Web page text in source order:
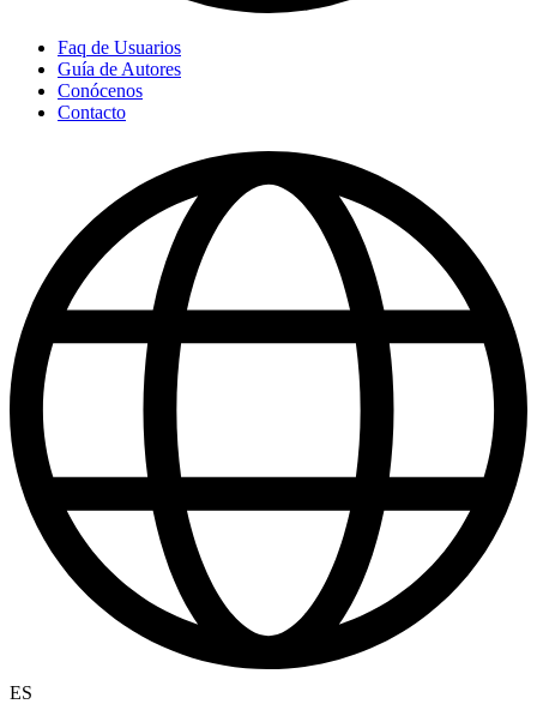
Faq de Usuarios
Guía de Autores
Conócenos
Contacto
ES